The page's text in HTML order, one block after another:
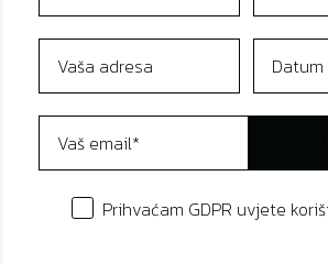
Prihvaćam GDPR uvjete